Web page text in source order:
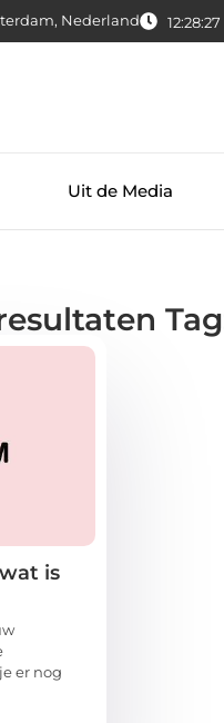
Nederland 12:28:27
Uit de Media
is
er nog